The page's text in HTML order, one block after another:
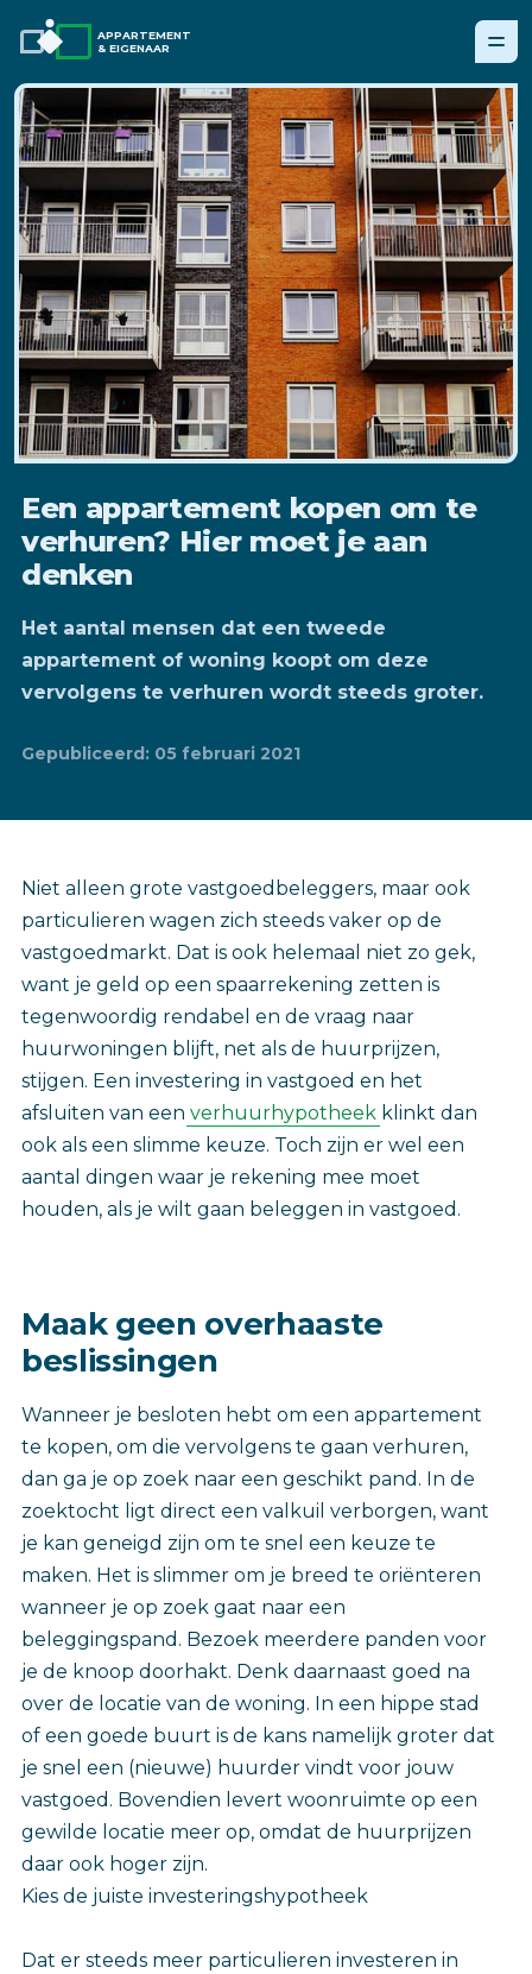
APPARTEMENT
& EIGENAAR
Een appartement kopen om te
verhuren? Hier moet je aan
denken
Het aantal mensen dat een tweede
appartement of woning koopt om deze
vervolgens te verhuren wordt steeds groter.
Gepubliceerd: 05 februari 2021
Niet alleen grote vastgoedbeleggers, maar ook
particulieren wagen zich steeds vaker op de
vastgoedmarkt. Dat is ook helemaal niet zo gek,
want je geld op een spaarrekening zetten is
tegenwoordig rendabel en de vraag naar
huurwoningen blijft, net als de huurprijzen,
stijgen. Een investering in vastgoed en het
afsluiten van een verhuurhypotheek klinkt dan
ook als een slimme keuze. Toch zijn er wel een
aantal dingen waar je rekening mee moet
houden, als je wilt gaan beleggen in vastgoed.
Maak geen overhaaste
beslissingen
Wanneer je besloten hebt om een appartement
te kopen, om die vervolgens te gaan verhuren,
dan ga je op zoek naar een geschikt pand. In de
zoektocht ligt direct een valkuil verborgen, want
je kan geneigd zijn om te snel een keuze te
maken. Het is slimmer om je breed te oriënteren
wanneer je op zoek gaat naar een
beleggingspand. Bezoek meerdere panden voor
je de knoop doorhakt. Denk daarnaast goed na
over de locatie van de woning. In een hippe stad
of een goede buurt is de kans namelijk groter dat
je snel een (nieuwe) huurder vindt voor jouw
vastgoed. Bovendien levert woonruimte op een
gewilde locatie meer op, omdat de huurprijzen
daar ook hoger zijn.
Kies de juiste investeringshypotheek
Dat er steeds meer particulieren investeren in